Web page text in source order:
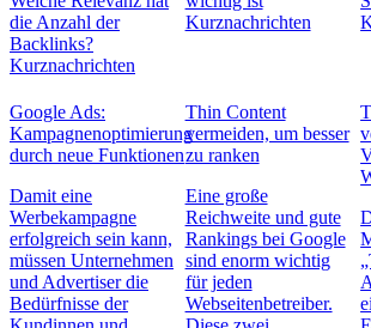
die Anzahl der
Backlinks?
Kurznachrichten
Kurznachrichten
Google Ads:
Kampagnenoptimierung
durch neue Funktionen
Damit eine
Werbekampagne
erfolgreich sein kann,
müssen Unternehmen
und Advertiser die
Bedürfnisse der
Thin Content
vermeiden, um besser
zu ranken
Eine große
Reichweite und gute
Rankings bei Google
sind enorm wichtig
für jeden
Webseitenbetreiber.